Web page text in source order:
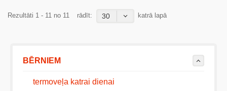
Rezultāti 1 - 11 no 11 rādīt: 30 katrā lapā
BĒRNIEM
termoveļa katrai dienai